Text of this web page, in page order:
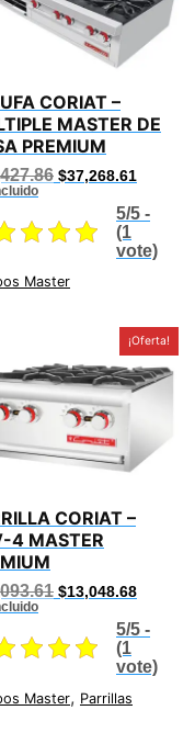
CORIAT –
MASTER DE
PREMIUM
Original
price
$49,427.86.
$37,268.61
price
is:
5/5 -
(1
vote)
Master
¡Oferta!
CORIAT –
4 MASTER
Original
$21,093.61.
$13,048.68
is:
5/5 -
(1
vote)
Master, Parrillas